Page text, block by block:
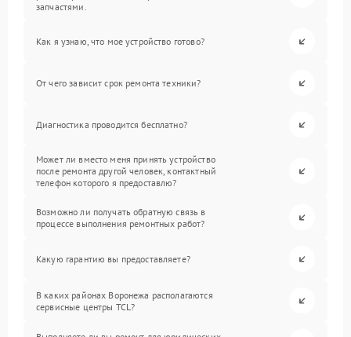
запчастями.
Как я узнаю, что мое устройство готово?
От чего зависит срок ремонта техники?
Диагностика проводится бесплатно?
Может ли вместо меня принять устройство
после ремонта другой человек, контактный
телефон которого я предоставлю?
Возможно ли получать обратную связь в
процессе выполнения ремонтных работ?
Какую гарантию вы предоставляете?
В каких районах Воронежа располагаются
сервисные центры TCL?